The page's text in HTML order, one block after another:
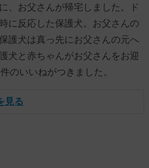
、お父さんが帰宅しました。ド
に反応した保護犬。お父さんの
護犬は真っ先にお父さんの元へ
犬と赤ちゃんがお父さんをお迎
のいいねがつきました。
見る